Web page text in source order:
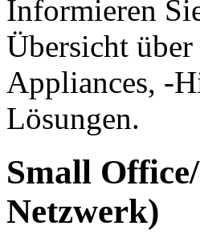
Informieren
Übersicht
Appliances, -
Lösungen.
Small
Netzwerk)